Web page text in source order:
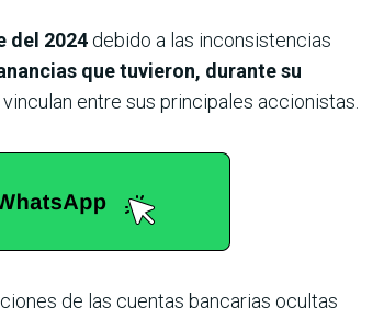
del 2024 debido a las inconsistencias
que tuvieron, durante su
vinculan entre sus principales accionistas.
de las cuentas bancarias ocultas